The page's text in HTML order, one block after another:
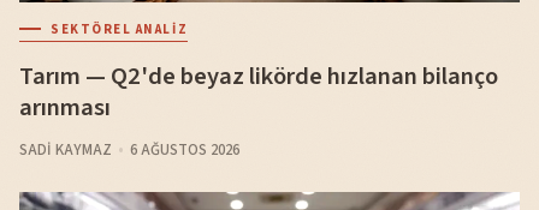
SEKTÖREL ANALIZ
Tarım — Q2'de beyaz likörde hızlanan bilanço
arınması
SADI KAYMAZ 6 AĞUSTOS 2026